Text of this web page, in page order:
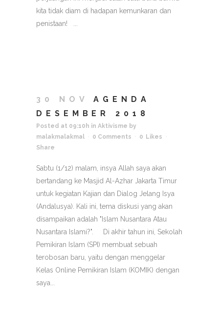
kita tidak diam di hadapan kemunkaran dan
penistaan! ...
30 NOV
AGENDA
DESEMBER 2018
Posted at 09:10h in Aktivisme by
malakmalakmal
0 Comments 0
Likes
Share
Sabtu (1/12) malam, insya Allah saya akan
bertandang ke Masjid Al-Azhar Jakarta Timur
untuk kegiatan Kajian dan Dialog Jelang Isya
(Andalusya). Kali ini, tema diskusi yang akan
disampaikan adalah "Islam Nusantara Atau
Nusantara Islami?". Di akhir tahun ini, Sekolah
Pemikiran Islam (SPI) membuat sebuah
terobosan baru, yaitu dengan menggelar
Kelas Online Pemikiran Islam (KOMIK) dengan
saya...